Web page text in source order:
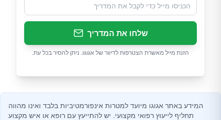
שלחו את המדריך
הזנת מייל מאשרת הצטרפות לדיוור של אגוגו. ניתן להסיר בכל עת.
המידע באתר אגוגו מיועד למטרות אינפורמטיביות בלבד ואינו מהווה
תחליף לייעוץ רפואי מקצועי. יש להתייעץ עם רופא או איש מקצוע